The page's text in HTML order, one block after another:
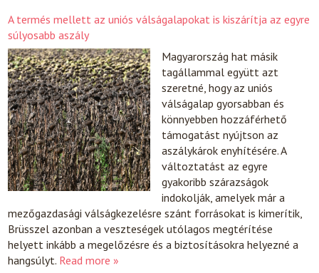
A termés mellett az uniós válságalapokat is kiszárítja az egyre
súlyosabb aszály
Magyarország hat másik
tagállammal együtt azt
szeretné, hogy az uniós
válságalap gyorsabban és
könnyebben hozzáférhető
támogatást nyújtson az
aszálykárok enyhítésére. A
változtatást az egyre
gyakoribb szárazságok
indokolják, amelyek már a
mezőgazdasági válságkezelésre szánt forrásokat is kimerítik,
Brüsszel azonban a veszteségek utólagos megtérítése
helyett inkább a megelőzésre és a biztosításokra helyezné a
hangsúlyt. Read more »